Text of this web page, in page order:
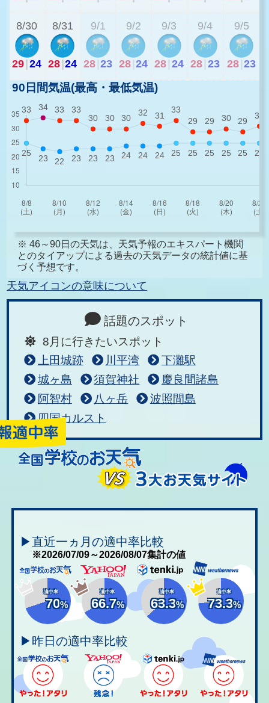
8/30
29 24
8/31
28 24
9/1
28 23
9/2
28 24
9/3
28 24
9/4
28 23
9/5
28 23
90日間気温(最高・最低気温)
※ 46～90日の天気は、天気予報のエキスパート機関
とのタイアップによる過去の天気データの統計値に基
づく予想です。
天気アイコンの意味について
話題のスポット
8月に行きたいスポット
上田城跡
川平湾
下灘駅
城ヶ島
須賀神社
慶良間諸島
阿智村
八ヶ岳
波照間島
四国カルスト
▶直近一ヵ月の適中率比較
※2026/07/09～2026/08/07集計の値
適中率
70%
適中率
66.7%
適中率
63.3%
適中率
73.3%
▶昨日の適中率比較